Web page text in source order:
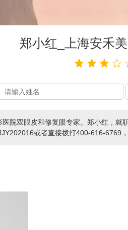
郑小红_上海安禾
院双眼皮和修复眼专家。郑小红，
或者直接拨打400-616-6769，